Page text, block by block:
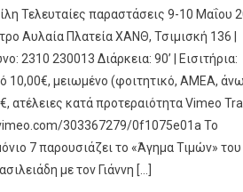
Τελευταίες παραστάσεις 9-10 Μαΐου
Αυλαία Πλατεία ΧΑΝΘ, Τσιμισκή 136 |
2310 230013 Διάρκεια: 90’ | Εισιτήρια:
10,00€, μειωμένο (φοιτητικό, ΑΜΕΑ,
ατέλειες κατά προτεραιότητα Vimeo
303367279/0f1075e01a Το
7 παρουσιάζει το «Άγημα Τιμών» του
με τον Γιάννη […]